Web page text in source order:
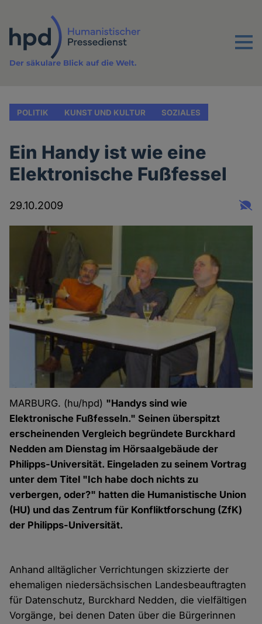
Inhalt
Menu
Der säkulare Blick auf die Welt.
POLITIK KUNST UND KULTUR SOZIALES
Ein Handy ist wie eine
Elektronische Fußfessel
29.10.2009
MARBURG. (hu/hpd) "Handys sind wie
Elektronische Fußfesseln." Seinen überspitzt
erscheinenden Vergleich begründete Burckhard
Nedden am Dienstag im Hörsaalgebäude der
Philipps-Universität. Eingeladen zu seinem Vortrag
unter dem Titel "Ich habe doch nichts zu
verbergen, oder?" hatten die Humanistische Union
(HU) und das Zentrum für Konfliktforschung (ZfK)
der Philipps-Universität.
Anhand alltäglicher Verrichtungen skizzierte der
ehemaligen niedersächsischen Landesbeauftragten
für Datenschutz, Burckhard Nedden, die vielfältigen
Vorgänge, bei denen Daten über die Bürgerinnen